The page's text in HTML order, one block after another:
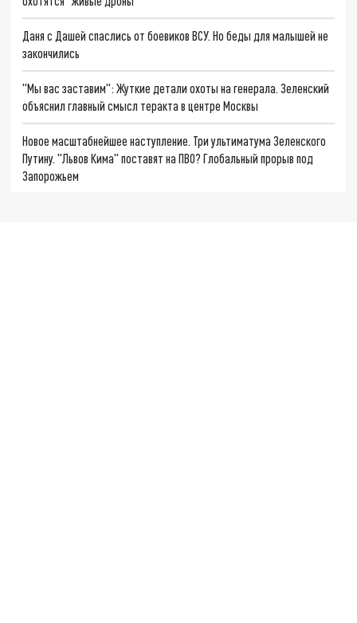
Даня с Дашей спаслись от боевиков ВСУ. Но беды для малышей не
закончились
"Мы вас заставим": Жуткие детали охоты на генерала. Зеленский
объяснил главный смысл теракта в центре Москвы
Новое масштабнейшее наступление. Три ультиматума Зеленского
Путину. "Львов Кима" поставят на ПВО? Глобальный прорыв под
Запорожьем